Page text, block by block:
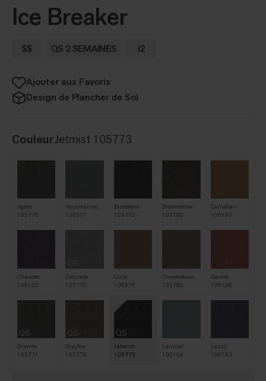
Ice Breaker
$$ QS 2 SEMAINES i2
Ajouter aux Favoris
Design de Plancher de Sol
CouleurJetmist 105773
Agate
105776
Aquamarine
106577
Bluestone
105772
Brownstone
105780
Carnelian
106197
Chariote
106192
QS
Concrete
105770
Coral
106576
Cornerstone
105782
Garnet
106196
QS
Granite
105771
QS
Grayfox
105779
QS
Jetmist
105773
Larimar
106194
Lazuli
106193